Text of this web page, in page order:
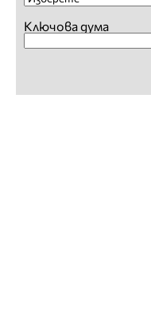
Ключова дума